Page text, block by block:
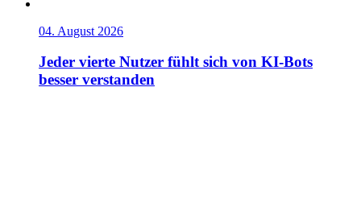
04. August 2026
Jeder vierte Nutzer fühlt sich von KI-Bots
besser verstanden